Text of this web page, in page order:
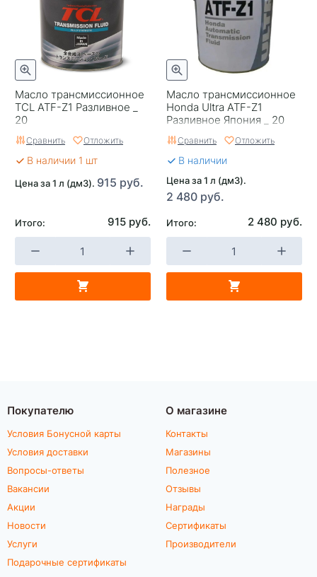
Масло трансмиссионное
TCL ATF-Z1 Разливное _
20
Сравнить Отложить
В наличии 1 шт
Цена за 1 л (дм3). 915 руб.
Итого: 915 руб.
Масло трансмиссионное
Honda Ultra ATF-Z1
Разливное Япония _ 20
Сравнить Отложить
В наличии
Цена за 1 л (дм3).
2 480 руб.
Итого: 2 480 руб.
Покупателю
Условия Бонусной карты
Условия доставки
Вопросы-ответы
Вакансии
Акции
Новости
Услуги
Подарочные сертификаты
О магазине
Контакты
Магазины
Полезное
Отзывы
Награды
Сертификаты
Производители